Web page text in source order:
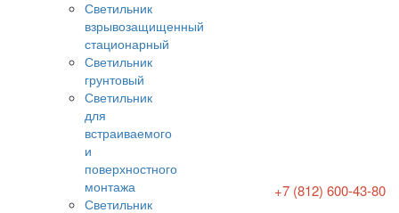
Светильник
взрывозащищенный
стационарный
Светильник
грунтовый
Светильник
для
встраиваемого
и
поверхностного
монтажа
Светильник
+7 (812) 600-43-80